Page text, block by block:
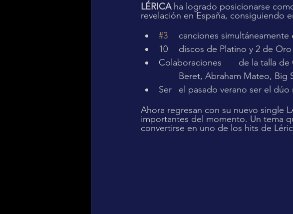
LÉRICA ha logrado posicionarse
revelación en España, consiguiendo
#3
canciones simultáneamente
10 	discos de Platino y 2 de Oro
Colaboraciones 	de la talla de Gente de Zona, Belinda, Juan Magan, Omar Montes,
Beret, Abraham Mateo, Big
Ahora regresan con su nuevo single
importantes del momento. Un tema
convertirse en uno de los hits de